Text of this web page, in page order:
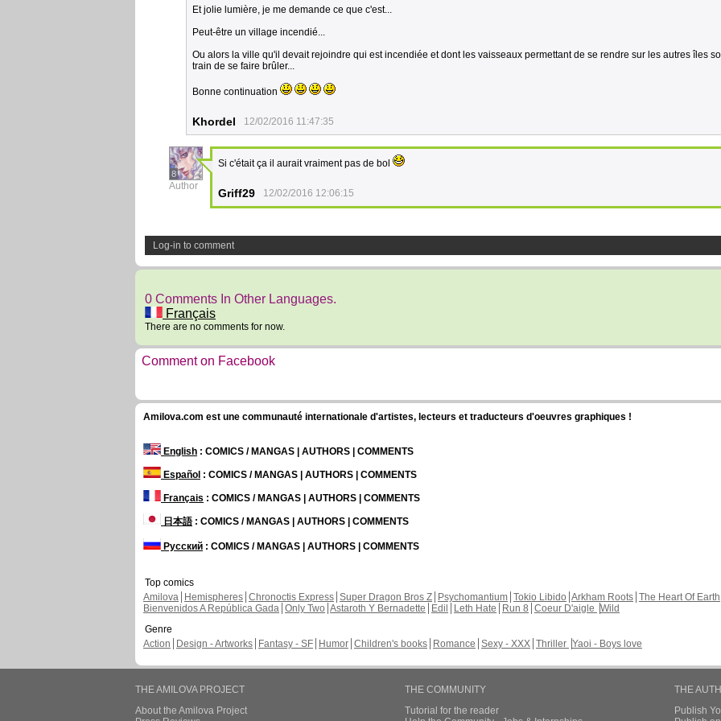
Et jolie lumière, je me demande ce que c'est...
Peut-être un village incendié...
Ou alors la ville qu'il devait rejoindre qui est incendiée et dont les vaisseaux permettant de se rendre sur les autres îles
train de se faire brûler...
Bonne continuation
Khordel 12/02/2016 11:47:35
8
Author
Si c'était ça il aurait vraiment pas de bol
Griff29 12/02/2016 12:06:15
Log-in to comment
0 Comments In Other Languages.
Français
There are no comments for now.
Comment on Facebook
Amilova.com est une communauté internationale d'artistes, lecteurs et traducteurs d'oeuvres graphiques !
English : COMICS / MANGAS | AUTHORS | COMMENTS
Español : COMICS / MANGAS | AUTHORS | COMMENTS
Français : COMICS / MANGAS | AUTHORS | COMMENTS
日本語: COMICS / MANGAS | AUTHORS | COMMENTS
Русский : COMICS / MANGAS | AUTHORS | COMMENTS
Top comics
Amilova
Hemispheres Chronoctis Express Super Dragon Bros Z Psychomantium Tokio Libido Arkham Roots The Heart Of Earth
Bienvenidos A República Gada Only Two Astaroth Y Bernadette Edil Leth Hate Run 8 Coeur D'aigle Wild
Genre
Action
Design - Artworks Fantasy - SF Humor Children's books Romance Sexy - XXX Thriller Yaoi - Boys love
THE AMILOVA PROJECT
About the Amilova Project
THE COMMUNITY
Tutorial for the reader
THE
Publish